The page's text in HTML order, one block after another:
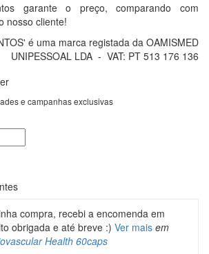
garante o preço, comparando com
nosso cliente!
é uma marca registada da OAMISMED
UNIPESSOAL LDA - VAT: PT 513 176 136
e campanhas exclusivas
compra, recebi a encomenda em
obrigada e até breve :) Ver mais em
Health 60caps